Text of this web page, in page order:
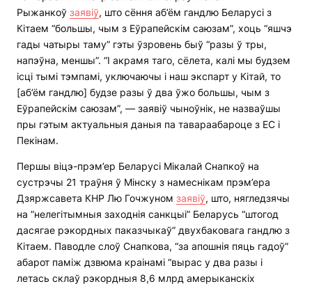
Рыжанкоў заявіў, што сёння аб’ём гандлю Беларусі з
Кітаем “большы, чым з Еўрапейскім саюзам”, хоць “яшчэ
гады чатыры таму” гэты ўзровень быў “разы ў тры,
напэўна, меншы”. “І акрамя таго, сёлета, калі мы будзем
ісці тымі тэмпамі, уключаючы і наш экспарт у Кітай, то
[аб’ём гандлю] будзе разы ў два ўжо большы, чым з
Еўрапейскім саюзам”, — заявіў чыноўнік, не назваўшы
пры гэтым актуальныя даныя па тавараабароце з ЕС і
Пекінам.
Першы віцэ-прэм’ер Беларусі Мікалай Снапкоў на
сустрэчы 21 траўня ў Мінску з намеснікам прэм’ера
Дзяржсавета КНР Лю Гочжуном заявіў, што, нягледзячы
на ​​”нелегітымныя заходнія санкцыі” Беларусь “штогод
дасягае рэкордных паказчыкаў” двухбаковага гандлю з
Кітаем. Паводле слоў Снапкова, “за апошнія пяць гадоў”
абарот паміж дзвюма краінамі “вырас у два разы і
летась склаў рэкордныя 8,6 млрд амерыканскіх